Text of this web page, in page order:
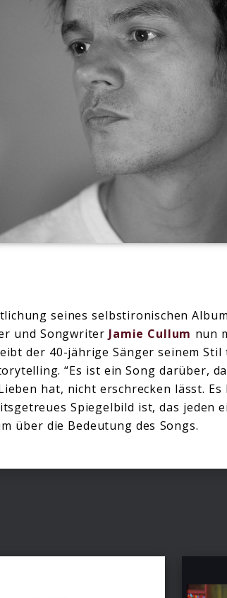
seines selbstironischen
und Songwriter Jamie Cullum nun
der 40-jährige Sänger seinem
“Es ist ein Song darüber,
hat, nicht erschrecken lässt.
Spiegelbild ist, das jeden
über die Bedeutung des Songs.